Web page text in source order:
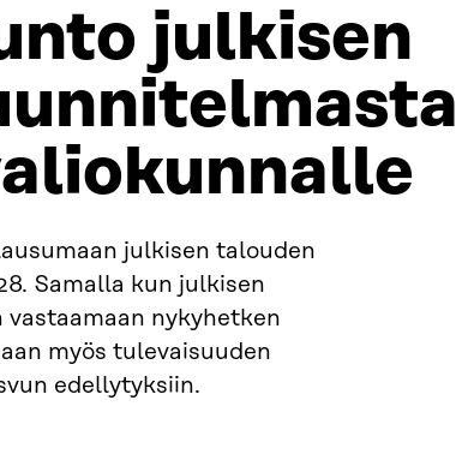
julkisen
julkisen talouden
Samalla kun julkisen
nykyhetken
myös tulevaisuuden
edellytyksiin.